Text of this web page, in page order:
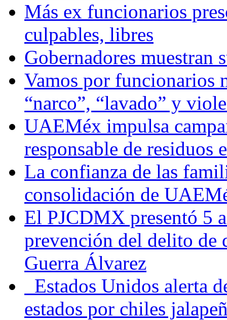
Más ex funcionarios
culpables, libres
Gobernadores muestran
Vamos por funcionarios
“narco”, “lavado” y
UAEMéx impulsa
responsable de residuos
La confianza de las
consolidación de
El PJCDMX presentó 5
prevención del delito de
Guerra Álvarez
Estados Unidos alerta
estados por chiles